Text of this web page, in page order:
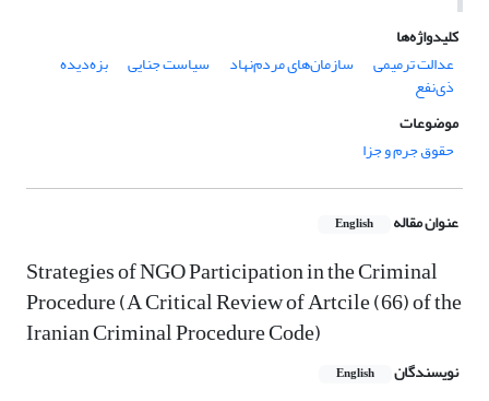
کلیدواژه‌ها
عدالت ترمیمی
سازمان‌های مردم‌نهاد سیاست جنایی بزه‌دیده
ذی‌نفع
موضوعات
حقوق جرم و جزا
عنوان مقاله English
Strategies of NGO Participation in the Criminal
Procedure (A Critical Review of Artcile (66) of the
Iranian Criminal Procedure Code)
نویسندگان English